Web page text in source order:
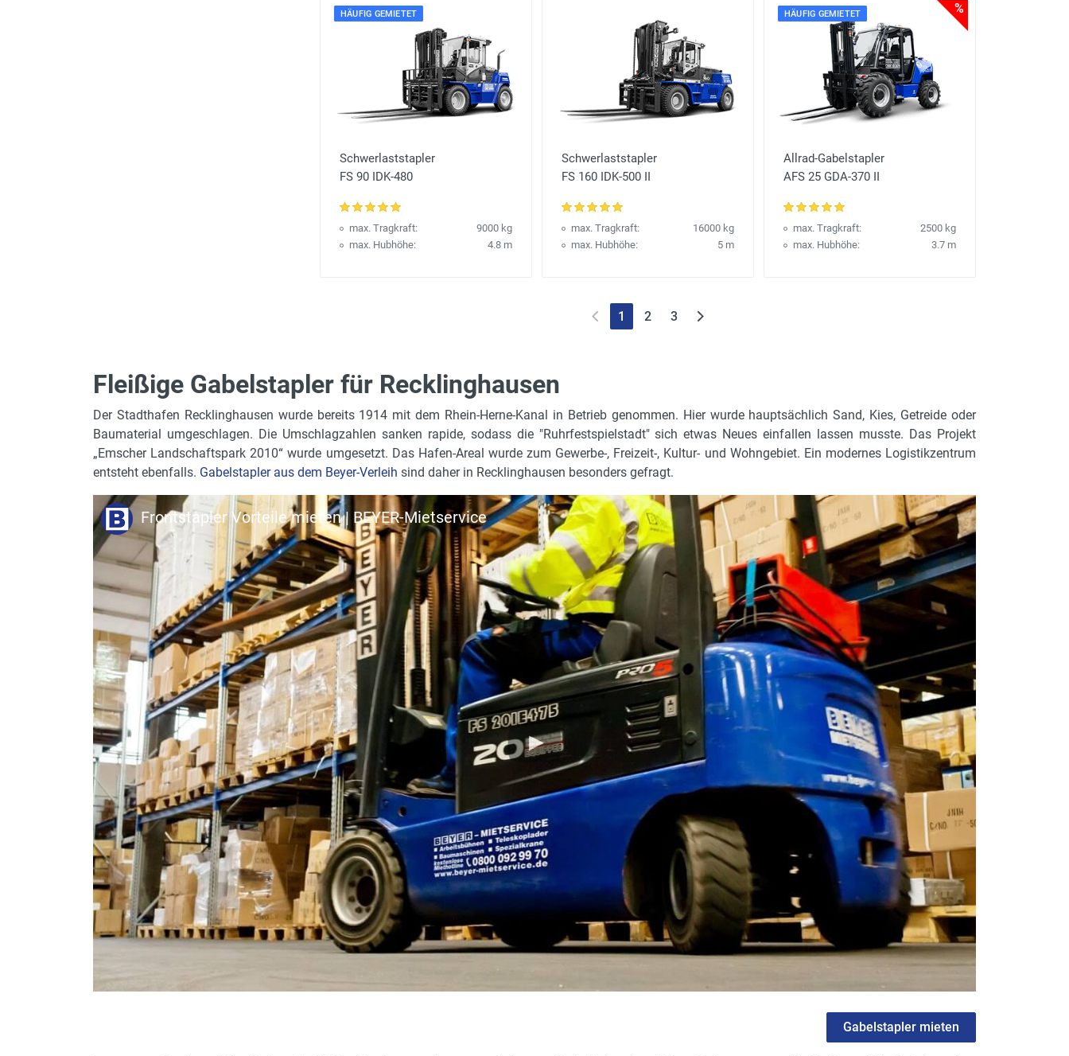
HÄUFIG GEMIETET
Schwerlaststapler
FS 90 IDK-480
max. Tragkraft:
9000 kg
max. Hubhöhe:
4.8 m
Schwerlaststapler
FS 160 IDK-500 II
max. Tragkraft:
16000 kg
max. Hubhöhe:
5 m
HÄUFIG GEMIETET %
Allrad-Gabelstapler
AFS 25 GDA-370 II
max. Tragkraft:
2500 kg
max. Hubhöhe:
3.7 m
1 2 3
Fleißige Gabelstapler für Recklinghausen
Der Stadthafen Recklinghausen wurde bereits 1914 mit dem Rhein-Herne-Kanal in Betrieb genommen. Hier wurde hauptsächlich Sand, Kies, Getreide oder
Baumaterial umgeschlagen. Die Umschlagzahlen sanken rapide, sodass die "Ruhrfestspielstadt" sich etwas Neues einfallen lassen musste. Das Projekt
„Emscher Landschaftspark 2010“ wurde umgesetzt. Das Hafen-Areal wurde zum Gewerbe-, Freizeit-, Kultur- und Wohngebiet. Ein modernes Logistikzentrum
entsteht ebenfalls. Gabelstapler aus dem Beyer-Verleih sind daher in Recklinghausen besonders gefragt.
Frontstapler Vorteile mieten | BEYER-Mietservice
Gabelstapler mieten